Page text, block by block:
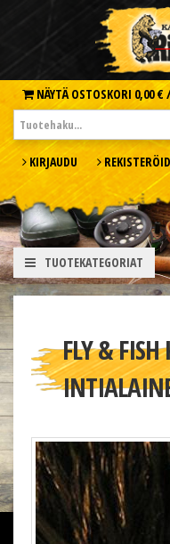
NÄYTÄ OSTOSKORI 0,00 €
KIRJAUDU
TUOTEKATEGORIAT
FLY &